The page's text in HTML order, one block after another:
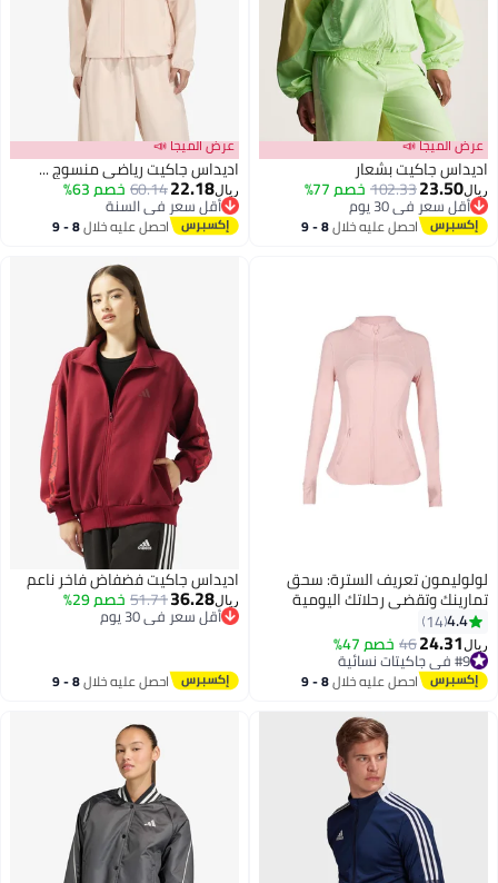
عرض الميجا 📣
اديداس جاكيت بشعار
ريال23.50
102.33خصم 77%
أقل سعر في 30 يوم
أقل سعر في 30 يوماحصل عليه خلال 8 - 9
4
عرض الميجا 📣
اديداس جاكيت رياضي منسوج ...
ريال22.18
60.14خصم 63%
أقل سعر في السنة
أقل سعر في السنة
احصل عليه خلال 8 - 9
8
لولوليمون تعريف السترة: سحق
تمارينك وتقضي رحلاتك اليومية
بأسلوب واحد لتنسيق طوال اليوم
4.4
14
ريال 24.31
46 خصم 47%
#9 في جاكيتات نسائية
#9 في جاكيتات نسائية احصل عليه خلال 8 - 9
اديداس جاكيت فضفاض فاخر ناعم
ريال36.28
51.71خصم 29%
أقل سعر في 30 يوم
أقل سعر في 30 يوم
احصل عليه خلال 8 - 9